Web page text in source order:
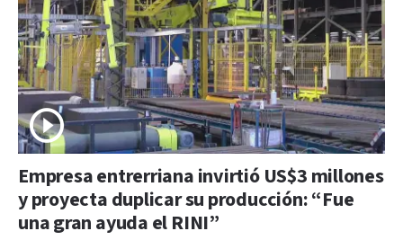
Empresa entrerriana invirtió US$3 millones
y proyecta duplicar su producción: “Fue
una gran ayuda el RINI”